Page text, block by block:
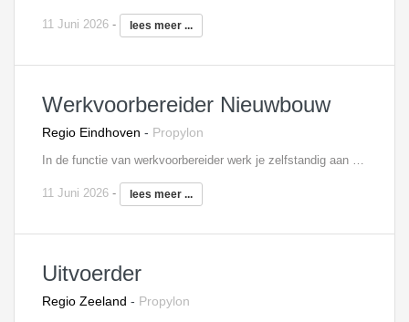
11 Juni 2026 - lees meer ...
Werkvoorbereider Nieuwbouw
Regio Eindhoven - Propylon
11 Juni 2026 - lees meer ...
Uitvoerder
Regio Zeeland - Propylon